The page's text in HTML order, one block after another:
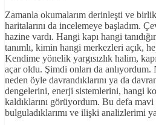
Zamanla okumalarım derinleşti ve
haritalarını da incelemeye başladım.
hazine vardı. Hangi kapı hangi
tanımlı, kimin hangi merkezleri açık,
Kendime yönelik yargısızlık halim,
açar oldu. Şimdi onları da anlıyordum.
neden öyle davrandıklarını ya da
dengelerini, enerji sistemlerini, hangi
kaldıklarını görüyordum. Bu defa mavi
bulguladıklarımı ve ilişki analizlerimi